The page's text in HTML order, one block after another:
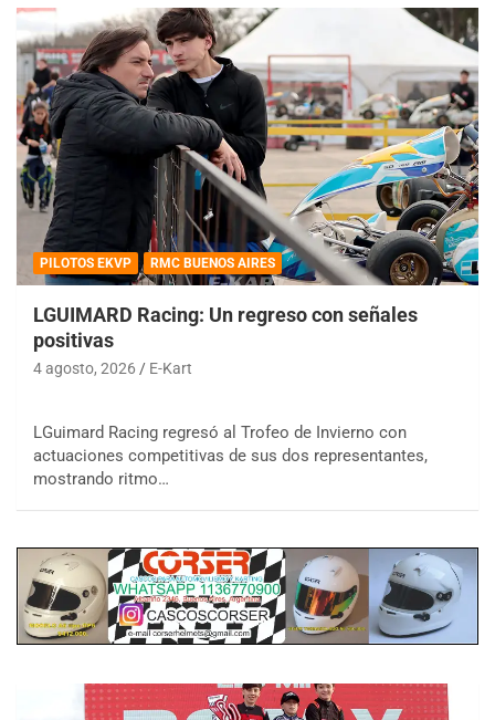
PILOTOS EKVP RMC BUENOS AIRES
LGUIMARD Racing: Un regreso con señales
positivas
4 agosto, 2026 E-Kart
LGuimard Racing regresó al Trofeo de Invierno con
actuaciones competitivas de sus dos representantes,
mostrando ritmo…